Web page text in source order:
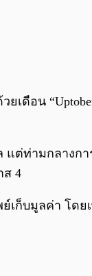
เดือน
ท่ามกลางกา
ส 4
ก็บมูลค่า โด